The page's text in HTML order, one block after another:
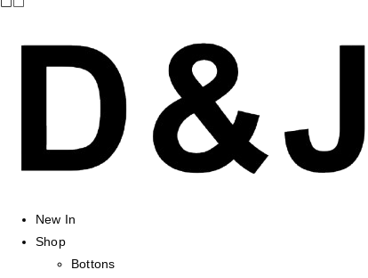
New In
Shop
Bottons